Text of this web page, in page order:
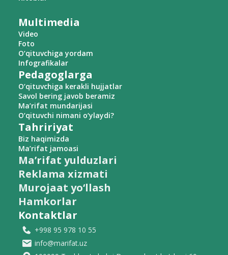
Multimedia
Video
Foto
O‘qituvchiga yordam
Infografikalar
Pedagoglarga
O‘qituvchiga kerakli hujjatlar
Savol bering javob beramiz
Ma’rifat mundarijasi
O‘qituvchi nimani o‘ylaydi?
Tahririyat
Biz haqimizda
Ma’rifat jamoasi
Ma’rifat yulduzlari
Reklama xizmati
Murojaat yo‘llash
Hamkorlar
Kontaktlar
+998 95 978 10 55
info@marifat.uz